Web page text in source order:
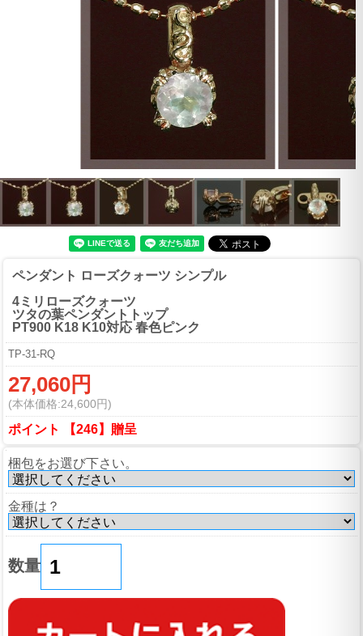
ペンダント ローズクォーツ シンプル
4ミリローズクォーツ
ツタの葉ペンダントトップ
PT900 K18 K10対応 春色ピンク
TP-31-RQ
27,060円
(本体価格:24,600円)
ポイント 【246】贈呈
梱包をお選び下さい。
金種は？
数量